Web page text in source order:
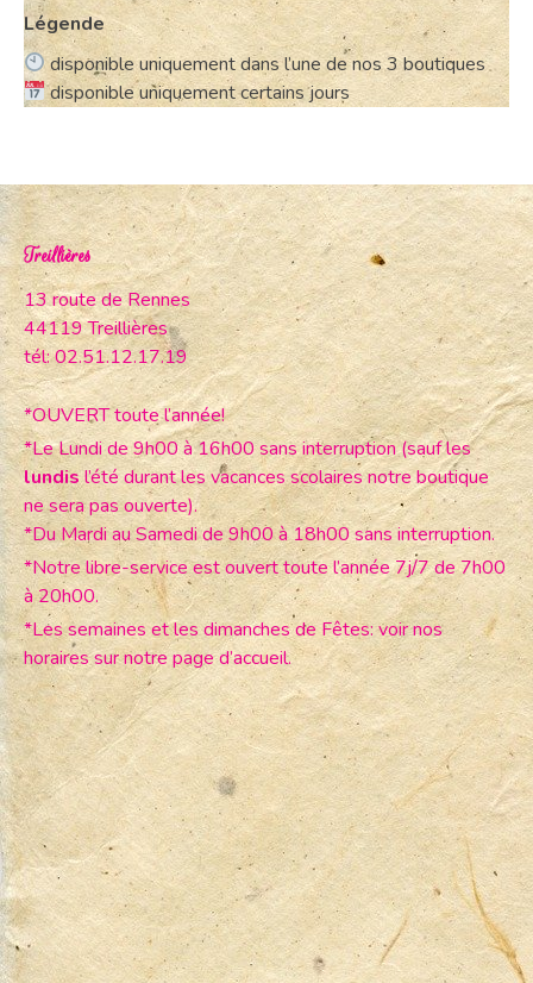
Légende
disponible uniquement dans l’une de nos 3 boutiques
disponible uniquement certains jours
Treillières
13 route de Rennes
44119 Treillières
tél: 02.51.12.17.19
*OUVERT toute l’année!
*Le Lundi de 9h00 à 16h00 sans interruption (sauf les
lundisl’été durant les vacances scolaires notre boutique
ne sera pas ouverte).
*Du Mardi au Samedi de 9h00 à 18h00 sans interruption.
*Notre libre-service est ouvert toute l’année 7j/7 de 7h00
à 20h00.
*Les semaines et les dimanches de Fêtes: voir nos
horaires sur notre page d’accueil.